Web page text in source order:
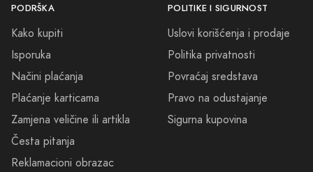
PODRŠKA
Kako kupiti
Isporuka
Načini plaćanja
Plaćanje karticama
Zamjena veličine ili artikla
Česta pitanja
Reklamacioni obrazac
POLITIKE I SIGURNOST
Uslovi korišćenja i prodaje
Politika privatnosti
Povraćaj sredstava
Pravo na odustajanje
Sigurna kupovina